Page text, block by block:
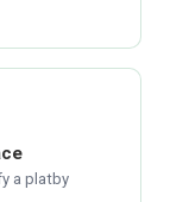
a platby